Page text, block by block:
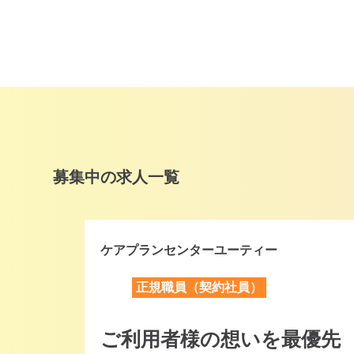
募集中の求人一覧
ケアプランセンターユーティー
正規職員（契約社員）
ご利用者様の想いを最優先